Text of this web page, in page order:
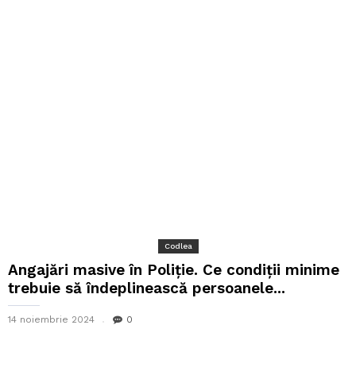
Codlea
Angajări masive în Poliție. Ce condiții minime
trebuie să îndeplinească persoanele...
14 noiembrie 2024 0